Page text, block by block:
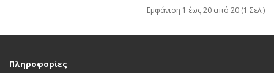
Εμφάνιση 1 έως 20 από 20 (1 Σελ.)
Πληροφορίες